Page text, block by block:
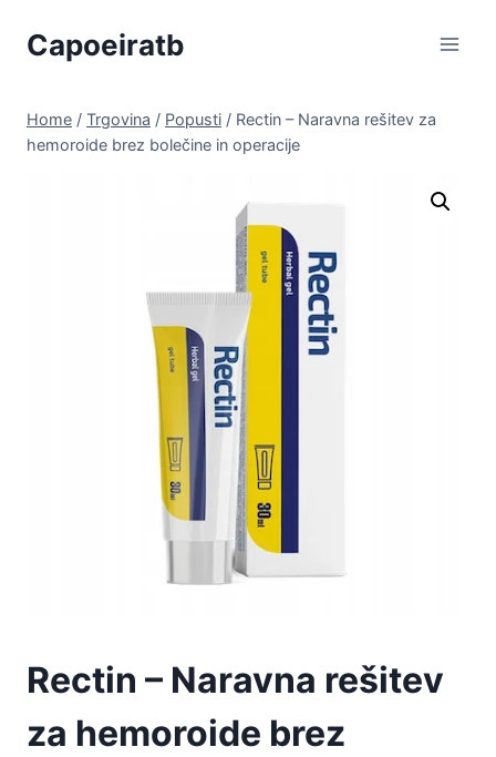
Capoeiratb
Home / Trgovina / Popusti / Rectin – Naravna rešitev za
hemoroide brez bolečine in operacije
Rectin – Naravna rešitev
za hemoroide brez